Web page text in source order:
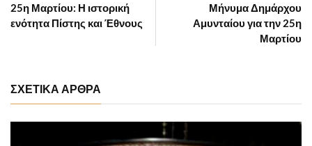
Μήνυμα Δημάρχου
Αμυνταίου για την 25η
Μαρτίου
25η Μαρτίου: Η ιστορική
ενότητα Πίστης και Έθνους
ΣΧΕΤΙΚΑ ΑΡΘΡΑ